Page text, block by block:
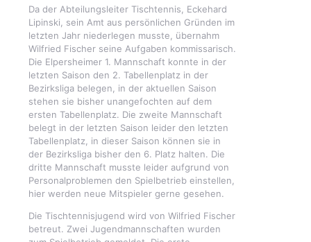
Da der Abteilungsleiter Tischtennis, Eckehard
Lipinski, sein Amt aus persönlichen Gründen im
letzten Jahr niederlegen musste, übernahm
Wilfried Fischer seine Aufgaben kommissarisch.
Die Elpersheimer 1. Mannschaft konnte in der
letzten Saison den 2. Tabellenplatz in der
Bezirksliga belegen, in der aktuellen Saison
stehen sie bisher unangefochten auf dem
ersten Tabellenplatz. Die zweite Mannschaft
belegt in der letzten Saison leider den letzten
Tabellenplatz, in dieser Saison können sie in
der Bezirksliga bisher den 6. Platz halten. Die
dritte Mannschaft musste leider aufgrund von
Personalproblemen den Spielbetrieb einstellen,
hier werden neue Mitspieler gerne gesehen.
Die Tischtennisjugend wird von Wilfried Fischer
betreut. Zwei Jugendmannschaften wurden